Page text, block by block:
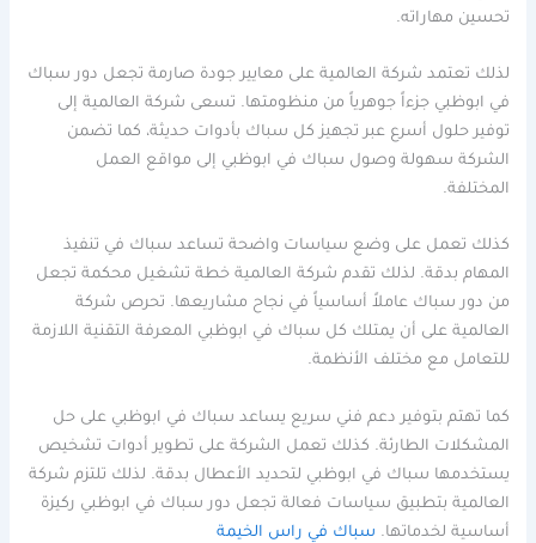
تحسين مهاراته.
لذلك تعتمد شركة العالمية على معايير جودة صارمة تجعل دور سباك
في ابوظبي جزءاً جوهرياً من منظومتها. تسعى شركة العالمية إلى
توفير حلول أسرع عبر تجهيز كل سباك بأدوات حديثة، كما تضمن
الشركة سهولة وصول سباك في ابوظبي إلى مواقع العمل
المختلفة.
كذلك تعمل على وضع سياسات واضحة تساعد سباك في تنفيذ
المهام بدقة. لذلك تقدم شركة العالمية خطة تشغيل محكمة تجعل
من دور سباك عاملاً أساسياً في نجاح مشاريعها. تحرص شركة
العالمية على أن يمتلك كل سباك في ابوظبي المعرفة التقنية اللازمة
للتعامل مع مختلف الأنظمة.
كما تهتم بتوفير دعم فني سريع يساعد سباك في ابوظبي على حل
المشكلات الطارئة. كذلك تعمل الشركة على تطوير أدوات تشخيص
يستخدمها سباك في ابوظبي لتحديد الأعطال بدقة. لذلك تلتزم شركة
العالمية بتطبيق سياسات فعالة تجعل دور سباك في ابوظبي ركيزة
أساسية لخدماتها. سباك في راس الخيمة